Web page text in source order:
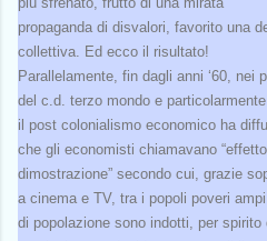
propaganda di disvalori, favorito una
collettiva. Ed ecco il risultato!
Parallelamente, fin dagli anni ‘60, nei
del c.d. terzo mondo e
il post colonialismo economico ha
che gli economisti chiamavano
dimostrazione” secondo cui, grazie
a cinema e TV, tra i popoli poveri
di popolazione sono indotti, per spirito